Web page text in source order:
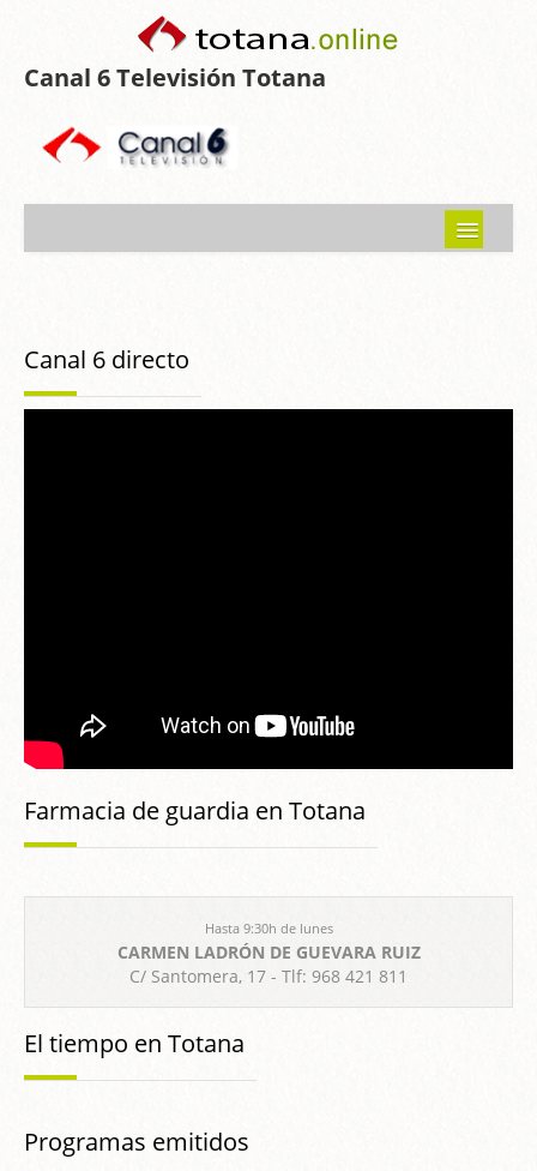
Canal 6 Televisión Totana
Programas emitidos
Programas emitidos
Canal 6 directo
Farmacia de guardia en Totana
Hasta 9:30h de lunes
CARMEN LADRÓN DE GUEVARA RUIZ
C/ Santomera, 17 - Tlf: 968 421 811
El tiempo en Totana